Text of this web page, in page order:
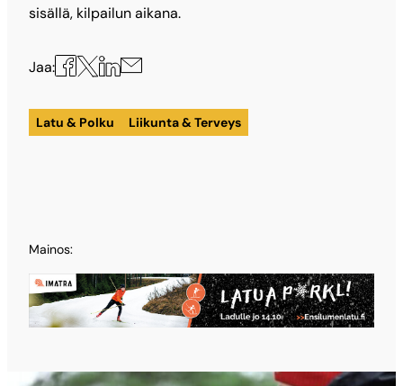
sisällä, kilpailun aikana.
Jaa: Jaa
Facebookissa
Jaa
X:ssä
Jaa
LinkedInissä
Jaa
sähköpostilla
Latu & Polku Liikunta & Terveys
Mainos: